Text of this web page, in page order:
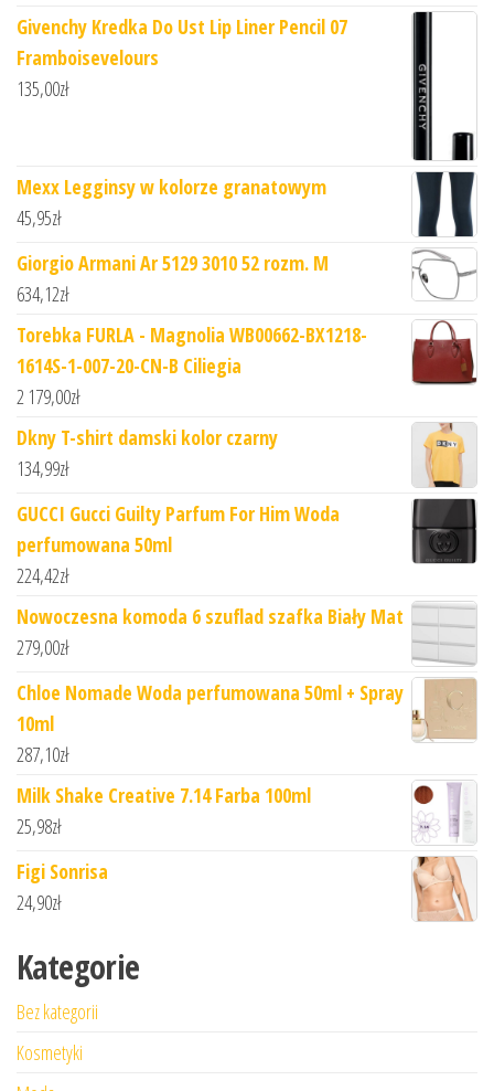
Givenchy Kredka Do Ust Lip Liner Pencil 07
Framboisevelours
135,00zł
Mexx Legginsy w kolorze granatowym
45,95zł
Giorgio Armani Ar 5129 3010 52 rozm. M
634,12zł
Torebka FURLA - Magnolia WB00662-BX1218-
1614S-1-007-20-CN-B Ciliegia
2 179,00zł
Dkny T-shirt damski kolor czarny
134,99zł
GUCCI Gucci Guilty Parfum For Him Woda
perfumowana 50ml
224,42zł
Nowoczesna komoda 6 szuflad szafka Biały Mat
279,00zł
Chloe Nomade Woda perfumowana 50ml + Spray
10ml
287,10zł
Milk Shake Creative 7.14 Farba 100ml
25,98zł
Figi Sonrisa
24,90zł
Kategorie
Bez kategorii
Kosmetyki